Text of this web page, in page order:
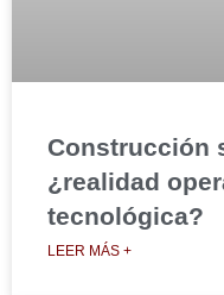
Construcción
¿realidad
tecnológica?
LEER MÁS +